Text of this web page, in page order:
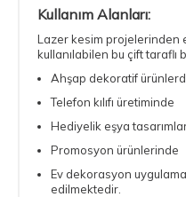
Kullanım Alanları:
Lazer kesim projelerinden
kullanılabilen bu çift taraflı
Ahşap dekoratif
Telefon kılıfı üretiminde
Hediyelik eşya
Promosyon ürünlerinde
Ev dekorasyon
edilmektedir.